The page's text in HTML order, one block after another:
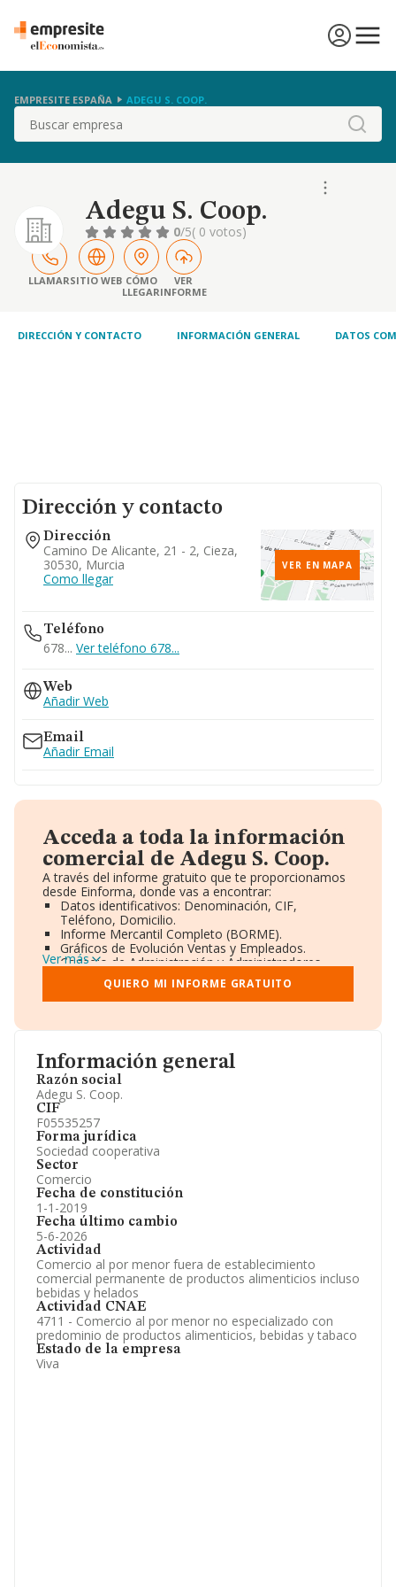
EMPRESITE ESPAÑA ADEGU S. COOP.
Buscar
Adegu S. Coop.
0/5( 0 votos)
LLAMARSITIO WEB CÓMO
LLEGAR
VER
INFORME
DIRECCIÓN Y CONTACTO INFORMACIÓN GENERAL DATOS
Información general
Razón social
Adegu S. Coop.
CIF
F05535257
Forma jurídica
Sociedad cooperativa
Sector
Comercio
Fecha de constitución
1-1-2019
Fecha último cambio
5-6-2026
Actividad
Comercio al por menor fuera de establecimiento
comercial permanente de productos alimenticios incluso
bebidas y helados
Actividad CNAE
4711 - Comercio al por menor no especializado con
predominio de productos alimenticios, bebidas y tabaco
Estado de la empresa
Viva
Dirección y contacto
Dirección
Camino De Alicante, 21 - 2, Cieza,
30530, Murcia
Como llegar
VER EN MAPA
Teléfono
678... Ver teléfono 678...
Web
Añadir Web
Email
Añadir Email
Acceda a toda la información
comercial de Adegu S. Coop.
A través del informe gratuito que te proporcionamos
desde Einforma, donde vas a encontrar:
Datos identificativos: Denominación, CIF,
Teléfono, Domicilio.
Informe Mercantil Completo (BORME).
Gráficos de Evolución Ventas y Empleados.
Consejo de Administración y Administradores.
Directivos y Ejecutivos.
Accionistas.
Participaciones y Vinculaciones en otras empresas.
Información oficial y registral complementaria.
Ver más
QUIERO MI INFORME GRATUITO